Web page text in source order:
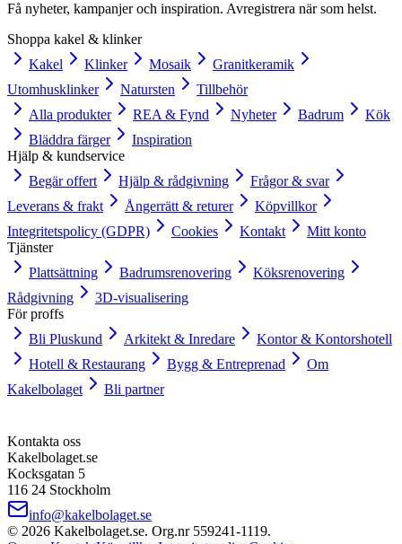
Få nyheter, kampanjer och inspiration. Avregistrera när som helst.
Shoppa kakel & klinker
Kakel
Klinker Mosaik
Granitkeramik
Utomhusklinker
Natursten
Tillbehör
Alla produkter
REA & Fynd Nyheter Badrum
Kök
Bläddra färger
Inspiration
Hjälp & kundservice
Begär offert
Hjälp & rådgivning
Frågor & svar
Leverans & frakt
Ångerrätt & returer
Köpvillkor
Integritetspolicy (GDPR)
Cookies Kontakt
Mitt konto
Tjänster
Plattsättning
Badrumsrenovering
Köksrenovering
Rådgivning
3D-visualisering
För proffs
Bli Pluskund
Arkitekt & Inredare
Kontor & Kontorshotell
Hotell & Restaurang
Bygg & Entreprenad
Om
Kakelbolaget
Bli partner
Kontakta oss
Kakelbolaget.se
Kocksgatan 5
116 24 Stockholm
info@kakelbolaget.se
© 2026 Kakelbolaget.se. Org.nr 559241‑1119.